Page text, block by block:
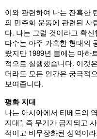
이와 관련하여 나는 잔혹한
의 민주화 운동에 관련된 사
다. 나는 그럴 것이라고 확
다수는 아주 가혹한 형태의
랐지만 1989년 봄에는 마하
적으로 실행했습니다. 이것
더라도 모든 인간은 궁극적
보여줍니다.
평화 지대
나는 아시아에서 티베트의
지대", 즉 무기가 금지되고
적이고 비무장화된 성역이